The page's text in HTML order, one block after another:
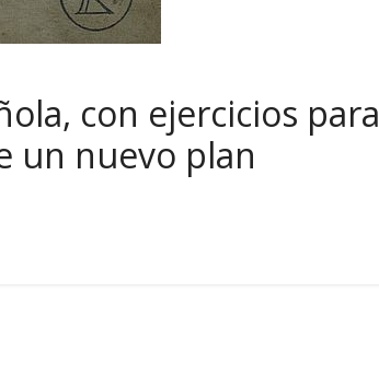
con ejercicios para
un nuevo plan